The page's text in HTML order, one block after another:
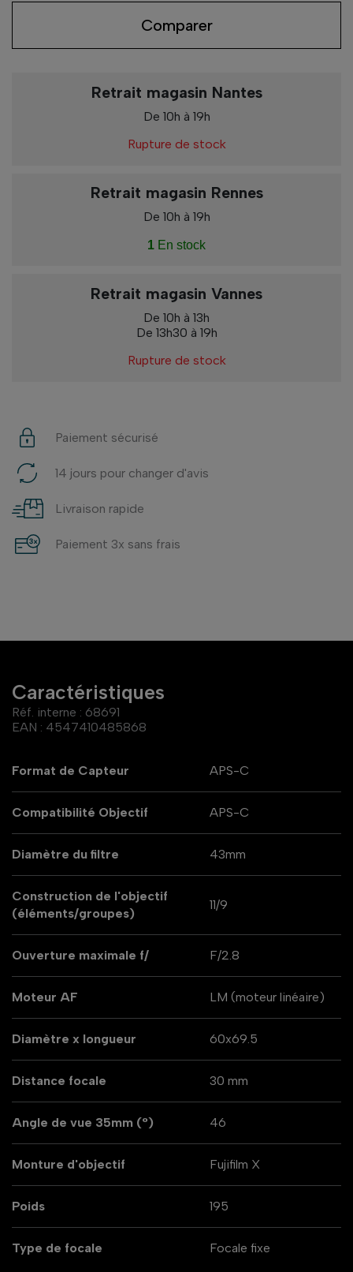
Comparer
Retrait magasin Nantes
De 10h à 19h
Rupture de stock
Retrait magasin Rennes
De 10h à 19h
1 En stock
Retrait magasin Vannes
De 10h à 13h
De 13h30 à 19h
Rupture de stock
Paiement sécurisé
14 jours pour changer d'avis
Livraison rapide
Paiement 3x sans frais
Caractéristiques
Réf. interne : 68691
EAN : 4547410485868
Format de Capteur APS-C
Compatibilité Objectif APS-C
Diamètre du filtre 43mm
Construction de l'objectif
(éléments/groupes)
11/9
Ouverture maximale f/ F/2.8
Moteur AF LM (moteur linéaire)
Diamètre x longueur 60x69.5
Distance focale 30 mm
Angle de vue 35mm (°) 46
Monture d'objectif Fujifilm X
Poids 195
Type de focale Focale fixe